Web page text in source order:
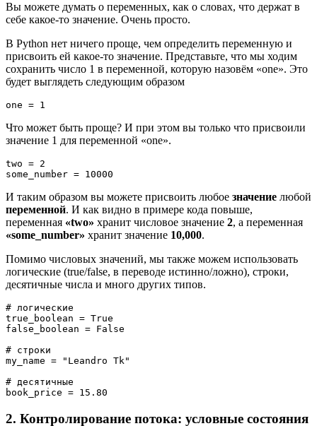
Вы можете думать о переменных, как о словах, что держат в
себе какое-то значение. Очень просто.
В Python нет ничего проще, чем определить переменную и
присвоить ей какое-то значение. Представьте, что мы ходим
сохранить число 1 в переменной, которую назовём «one». Это
будет выглядеть следующим образом
Что может быть проще? И при этом вы только что присвоили
значение 1 для переменной «one».
two = 2
И таким образом вы можете присвоить любое значение любой
переменной. И как видно в примере кода повыше,
переменная «two» хранит числовое значение 2, а переменная
«some_number» хранит значение 10,000.
Помимо числовых значений, мы также можем использовать
логические (true/false, в переводе истинно/ложно), строки,
десятичные числа и много других типов.
# логические
true_boolean = True
false_boolean = False
# строки
my_name = "Leandro Tk"
# десятичные
2. Контролирование потока: условные состояния